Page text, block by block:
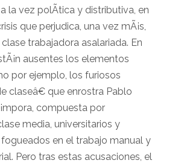
la vez polÃ­tica y distributiva, en
que perjudica, una vez mÃ¡s,
trabajadora asalariada. En
ausentes los elementos
por ejemplo, los furiosos
claseâ€ que enrostra Pablo
compuesta por
media, universitarios y
en el trabajo manual y
Pero tras estas acusaciones, el